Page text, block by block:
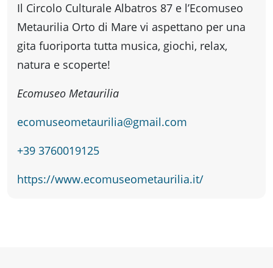
Guide
Fano
Accessibili
Il Circolo Culturale Albatros 87 e l’Ecomuseo
Metaurilia Orto di Mare vi aspettano per una
gita fuoriporta tutta musica, giochi, relax,
natura e scoperte!
Ecomuseo Metaurilia
ecomuseometaurilia@gmail.com
+39 3760019125
https://www.ecomuseometaurilia.it/